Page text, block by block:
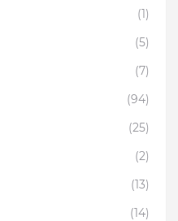
(1)
(5)
(7)
(94)
(25)
(2)
(13)
(14)